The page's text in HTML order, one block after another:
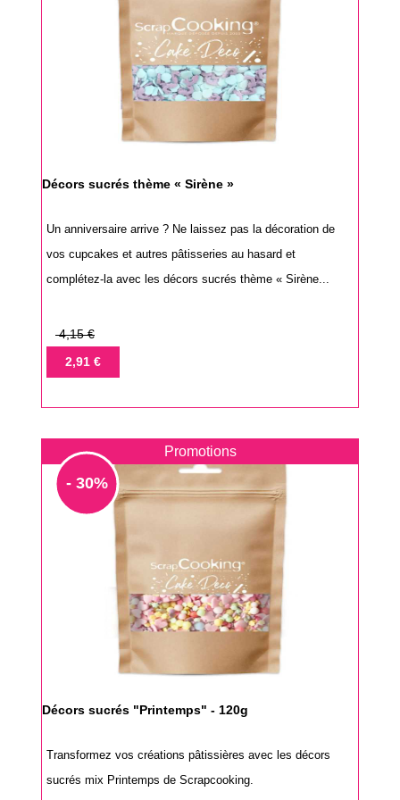
Décors sucrés thème « Sirène »
Un anniversaire arrive ? Ne laissez pas la décoration de
vos cupcakes et autres pâtisseries au hasard et
complétez-la avec les décors sucrés thème « Sirène...
Prix
base
4,15 €
Prix2,91 €
Promotions
- 30%
Décors sucrés "Printemps" - 120g
Transformez vos créations pâtissières avec les décors
sucrés mix Printemps de Scrapcooking.